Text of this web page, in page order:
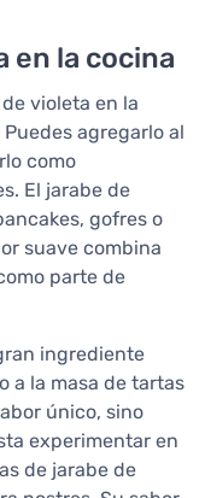
en la cocina
violeta en la
agregarlo al
como
El jarabe de
gofres o
suave combina
parte de
ingrediente
a la masa de tartas
único, sino
experimentar en
de jarabe de